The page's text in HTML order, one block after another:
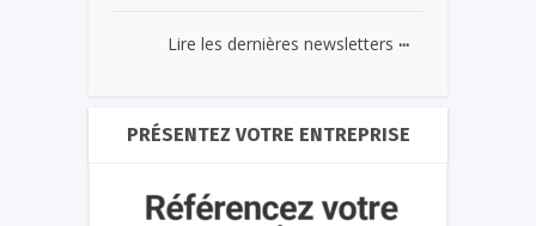
Lire les dernières newsletters ...
PRÉSENTEZ VOTRE ENTREPRISE